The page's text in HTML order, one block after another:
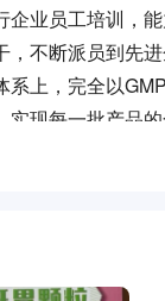
企业员工培训，
，不断派员到先
系上，完全以
现每一批产品的
企业管理再上一